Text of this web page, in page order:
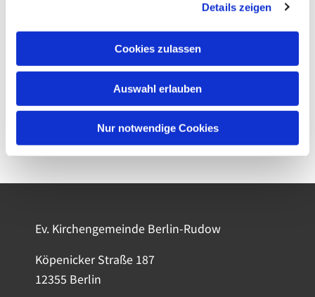
Details zeigen
Cookies zulassen
Auswahl erlauben
Nur notwendige Cookies
Ev. Kirchengemeinde Berlin-Rudow
Köpenicker Straße 187
12355 Berlin